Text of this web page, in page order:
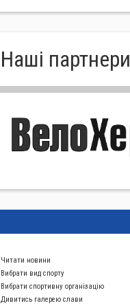
Нашi партнери
Читати новини
Вибрати вид спорту
Вибрати спортивну органiзацiю
Дивитись галерею слави